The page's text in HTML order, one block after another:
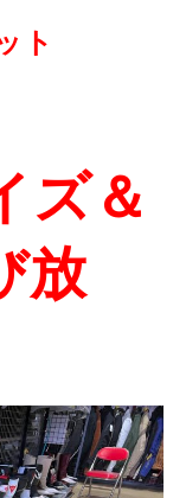
ト
ズ＆
放